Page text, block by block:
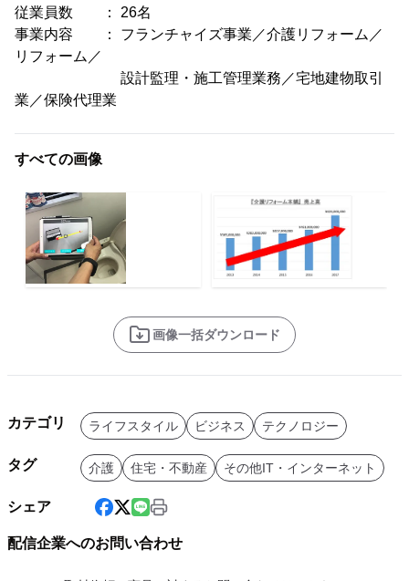
従業員数 ： 26名
事業内容 ： フランチャイズ事業／介護リフォーム／
リフォーム／
設計監理・施工管理業務／宅地建物取引
業／保険代理業
すべての画像
画像一括ダウンロード
カテゴリ ライフスタイル ビジネス テクノロジー
タグ 介護 住宅・不動産 その他IT・インターネット
シェア
配信企業へのお問い合わせ